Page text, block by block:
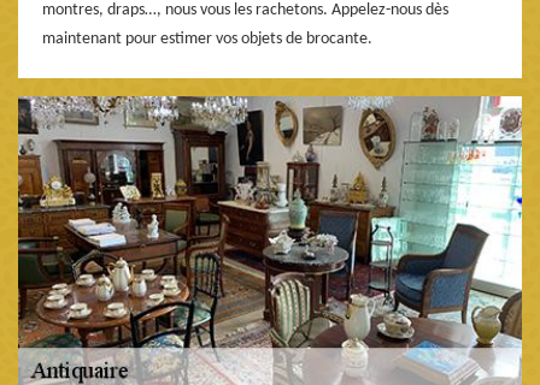
montres, draps…, nous vous les rachetons. Appelez-nous dès
maintenant pour estimer vos objets de brocante.